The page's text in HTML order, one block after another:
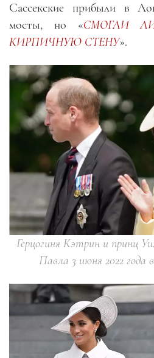
Сассекские прибыли в
мосты, но «СМОГЛИ
КИРПИЧНУЮ СТЕНУ».
Герцогиня Кэтрин и принц
Павла 3 июня 2022 года